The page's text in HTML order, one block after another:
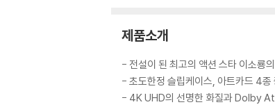
제품소개
- 전설이 된 최고의 액션 스타 이소룡
- 초도한정 슬립케이스, 아트카드 4종
- 4K UHD의 선명한 화질과 Dolby